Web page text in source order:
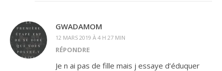
GWADAMOM
12 MARS 2019 À 4 H 27 MIN
RÉPONDRE
Je n ai pas de fille mais j essaye d’éduquer